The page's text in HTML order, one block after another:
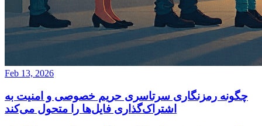
Feb 13, 2026
چگونه رمزنگاری سرتاسری حریم خصوصی و امنیت به
اشتراک‌گذاری فایل‌ها را متحول می‌کند